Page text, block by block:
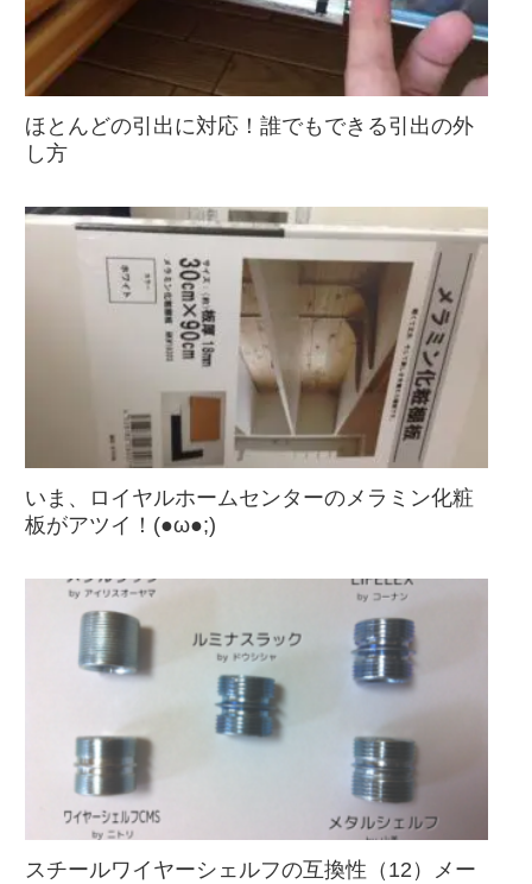
ほとんどの引出に対応！誰でもできる引出の外
し方
いま、ロイヤルホームセンターのメラミン化粧
板がアツイ！(●ω●;)
スチールワイヤーシェルフの互換性（12）メー